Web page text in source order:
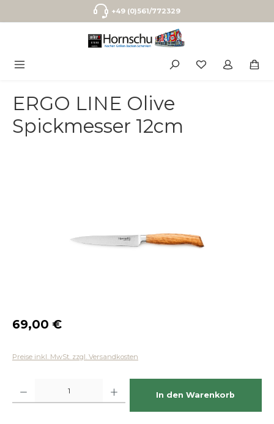
Zum Hauptinhalt springen+49 (0)561/772329
ERGO LINE Olive
Spickmesser 12cm
Regulärer Preis:
69,00 €
Preise inkl. MwSt. zzgl. Versandkosten
In den Warenkorb